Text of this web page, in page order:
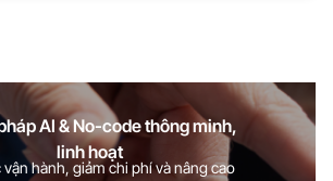
AI & No-code thông minh,
linh hoạt
vận hành, giảm chi phí và nâng cao